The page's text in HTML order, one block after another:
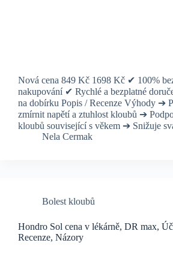
Nová cena 849 Kč 1698 Kč ✔ 100%
nakupování ✔ Rychlé a bezplatné
na dobírku Popis / Recenze Výhody ➔
zmírnit napětí a ztuhlost kloubů ➔
kloubů související s věkem ➔ Snižuje
Nela Cermak
Bolest kloubů
Hondro Sol cena v lékárně, DR max,
Recenze, Názory